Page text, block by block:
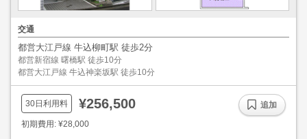
交通
都営大江戸線 牛込柳町駅 徒歩2分
都営新宿線 曙橋駅 徒歩10分
都営大江戸線 牛込神楽坂駅 徒歩10分
30日利用料 ¥256,500
初期費用: ¥28,000
追加